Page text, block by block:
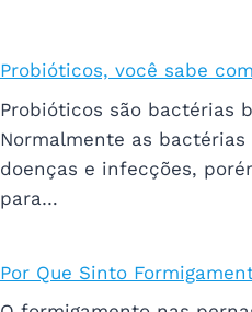
Probióticos, você sabe
Probióticos são bactérias
Normalmente as
doenças e infecções,
para…
Por Que Sinto